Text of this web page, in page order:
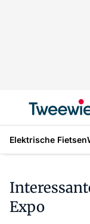
Elektrische Fietsen
Expo